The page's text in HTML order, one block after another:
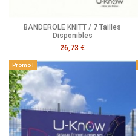
BANDEROLE KNITT / 7 Tailles
Disponibles
26,73 €
Promo !